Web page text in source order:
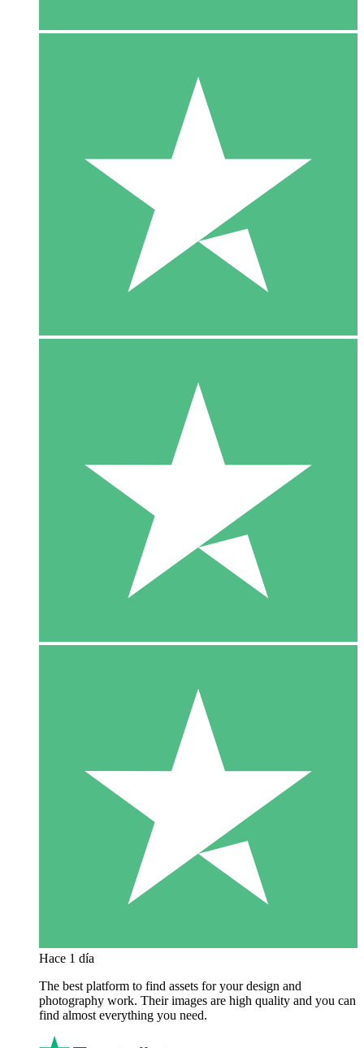
Hace 1 día
The best platform to find assets for your design and
photography work. Their images are high quality and you can
find almost everything you need.